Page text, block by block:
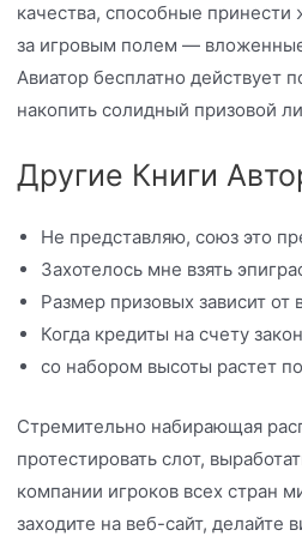
качества, способные
за игровым полем — вложенные
Авиатор бесплатно действует
накопить солидный призовой
Другие Книги
Не представляю, союз это
Захотелось мне взять
Размер призовых зависит от
Когда кредиты на счету
со набором высоты растет
Стремительно набирающая
протестировать слот,
компании игроков всех стран
заходите на веб-сайт, делайте